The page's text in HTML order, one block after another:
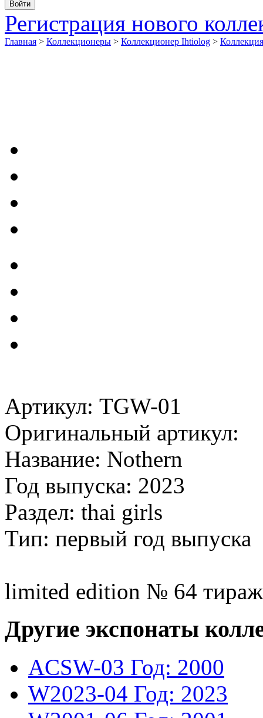
Регистрация нового
Главная > Коллекционеры > Коллекционер Ihtiolog >
Артикул: TGW-01
Оригинальный артикул:
Название: Nothern
Год выпуска: 2023
Раздел: thai girls
Тип: первый год выпуска
limited edition № 64
Другие экспонаты
ACSW-03 Год: 2000
W2023-04 Год: 2023